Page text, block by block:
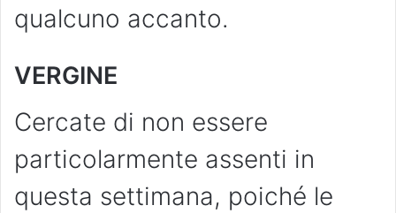
qualcuno accanto.
VERGINE
Cercate di non essere
particolarmente assenti in
questa settimana, poiché le